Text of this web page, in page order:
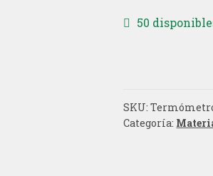
50
SKU:
Categoría: